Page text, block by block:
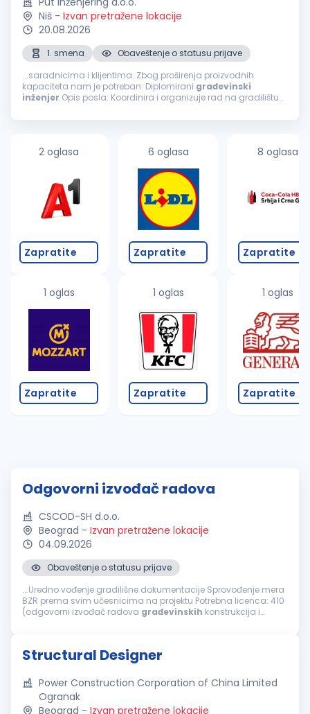
Niš - Izvan pretražene lokacije
20.08.2026
1. smena
Obaveštenje o statusu prijave
...saradnicima i klijentima. Zbog proširenja proizvodnih
kapaciteta nam je potreban: Diplomirani građevinski
inženjer Opis posla: Koordinira i organizuje rad na gradilištu
geodetskim instrumentima...
2 oglasa
Zapratite
1 oglas
Zapratite
6 oglasa
Zapratite
1 oglas
Zapratite
8 oglasa
Zapratite
1 oglas
Zapratite
Odgovorni izvođač radova
CSCOD-SH d.o.o.
Beograd - Izvan pretražene lokacije
04.09.2026
Obaveštenje o statusu prijave
...Uredno vođenje gradilišne dokumentacije Sprovođenje mera
BZR prema svim učesnicima na projektu Potrebna licenca: 410
(odgovorni izvođač radova građevinskih konstrukcija i
Structural Designer
Power Construction Corporation of China Limited
Ogranak
Beograd - Izvan pretražene lokacije